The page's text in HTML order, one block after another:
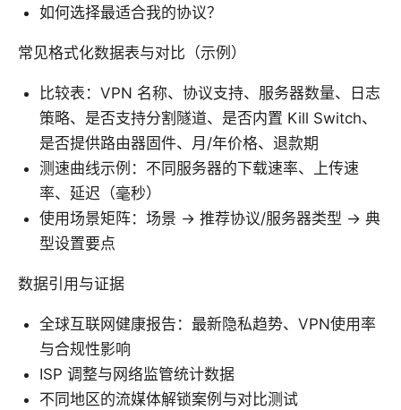
如何选择最适合我的协议？
常见格式化数据表与对比（示例）
比较表：VPN 名称、协议支持、服务器数量、日志
策略、是否支持分割隧道、是否内置 Kill Switch、
是否提供路由器固件、月/年价格、退款期
测速曲线示例：不同服务器的下载速率、上传速
率、延迟（毫秒）
使用场景矩阵：场景 → 推荐协议/服务器类型 → 典
型设置要点
数据引用与证据
全球互联网健康报告：最新隐私趋势、VPN使用率
与合规性影响
ISP 调整与网络监管统计数据
不同地区的流媒体解锁案例与对比测试